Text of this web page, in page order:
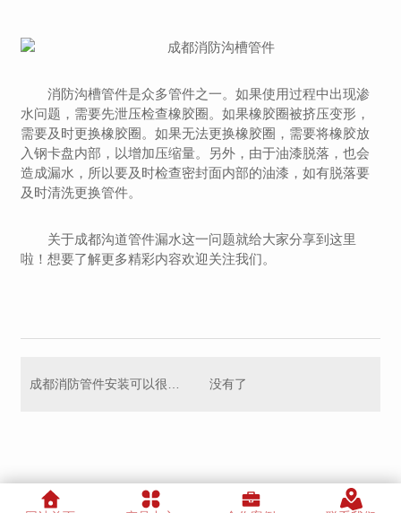
消防沟槽管件是众多管件之一。如果使用过程中出现渗
水问题，需要先泄压检查橡胶圈。如果橡胶圈被挤压变形，
需要及时更换橡胶圈。如果无法更换橡胶圈，需要将橡胶放
入钢卡盘内部，以增加压缩量。另外，由于油漆脱落，也会
造成漏水，所以要及时检查密封面内部的油漆，如有脱落要
及时清洗更换管件。
关于成都沟道管件漏水这一问题就给大家分享到这里
啦！想要了解更多精彩内容欢迎关注我们。
没有了